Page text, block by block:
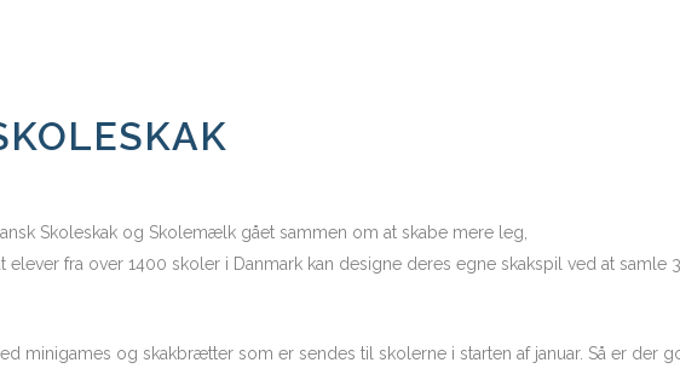
Skoleskak og Skolemælk gået sammen om at skabe mere leg,
elever fra over 1400 skoler i Danmark kan designe deres egne skakspil ved at
minigames og skakbrætter som er sendes til skolerne i starten af januar. Så er der